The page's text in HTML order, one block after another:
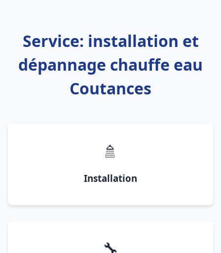
Service: installation et
dépannage chauffe eau
Coutances
🚿
Installation
🔧